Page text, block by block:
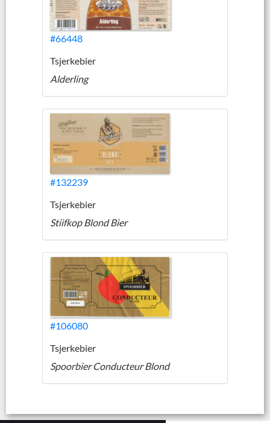
#66448
Tsjerkebier
Alderling
#132239
Tsjerkebier
Stiifkop Blond Bier
#106080
Tsjerkebier
Spoorbier Conducteur Blond